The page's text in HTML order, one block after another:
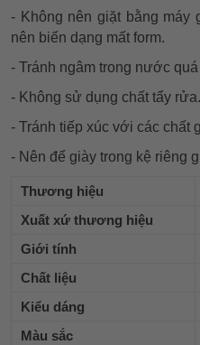
- Không nên giặt bằng máy
nên biến dạng mất form.
- Tránh ngâm trong nước
- Không sử dụng chất tẩy rửa.
- Tránh tiếp xúc với các chất
- Nên để giày trong kệ riêng
Thương hiệu
Xuất xứ thương hiệu
Giới tính
Chất liệu
Kiểu dáng
Màu sắc